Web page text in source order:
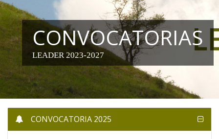
CONVOCATORIAS
LEADER 2023-2027
CONVOCATORIA 2025